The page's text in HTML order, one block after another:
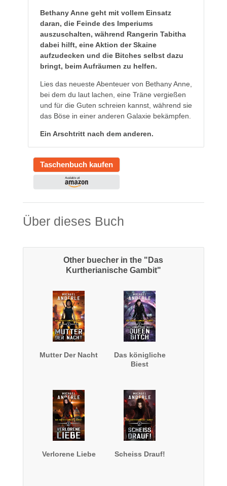
Bethany Anne geht mit vollem Einsatz
daran, die Feinde des Imperiums
auszuschalten, während Rangerin Tabitha
dabei hilft, eine Aktion der Skaine
aufzudecken und die Bitches selbst dazu
bringt, beim Aufräumen zu helfen.
Lies das neueste Abenteuer von Bethany Anne,
bei dem du laut lachen, eine Träne vergießen
und für die Guten schreien kannst, während sie
das Böse in einer anderen Galaxie bekämpfen.
Ein Arschtritt nach dem anderen.
Taschenbuch kaufen
Über dieses Buch
Other buecher in the "Das
Kurtherianische Gambit"
Mutter Der Nacht
Das königliche
Biest
Verlorene Liebe Scheiss Drauf!